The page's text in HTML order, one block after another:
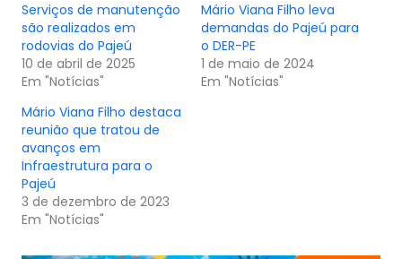
Serviços de manutenção
são realizados em
rodovias do Pajeú
10 de abril de 2025
Em "Notícias"
Mário Viana Filho leva
demandas do Pajeú para
o DER-PE
1 de maio de 2024
Em "Notícias"
Mário Viana Filho destaca
reunião que tratou de
avanços em
Infraestrutura para o
Pajeú
3 de dezembro de 2023
Em "Notícias"